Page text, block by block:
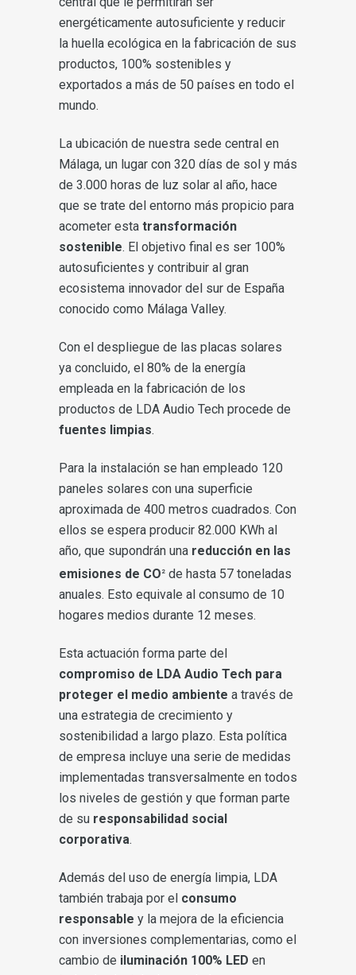
energéticamente autosuficiente y reducir
la huella ecológica en la fabricación de sus
productos, 100% sostenibles y
exportados a más de 50 países en todo el
mundo.
La ubicación de nuestra sede central en
Málaga, un lugar con 320 días de sol y más
de 3.000 horas de luz solar al año, hace
que se trate del entorno más propicio para
acometer esta transformación
sostenible. El objetivo final es ser 100%
autosuficientes y contribuir al gran
ecosistema innovador del sur de España
conocido como Málaga Valley.
Con el despliegue de las placas solares
ya concluido, el 80% de la energía
empleada en la fabricación de los
productos de LDA Audio Tech procede de
fuentes limpias.
Para la instalación se han empleado 120
paneles solares con una superficie
aproximada de 400 metros cuadrados. Con
ellos se espera producir 82.000 KWh al
año, que supondrán una reducción en las
emisiones de CO 2 de hasta 57 toneladas
anuales. Esto equivale al consumo de 10
hogares medios durante 12 meses.
Esta actuación forma parte del
compromiso de LDA Audio Tech para
proteger el medio ambiente a través de
una estrategia de crecimiento y
sostenibilidad a largo plazo. Esta política
de empresa incluye una serie de medidas
implementadas transversalmente en todos
los niveles de gestión y que forman parte
de su responsabilidad social
corporativa.
Además del uso de energía limpia, LDA
también trabaja por el consumo
responsable y la mejora de la eficiencia
con inversiones complementarias, como el
cambio de iluminación 100% LED en